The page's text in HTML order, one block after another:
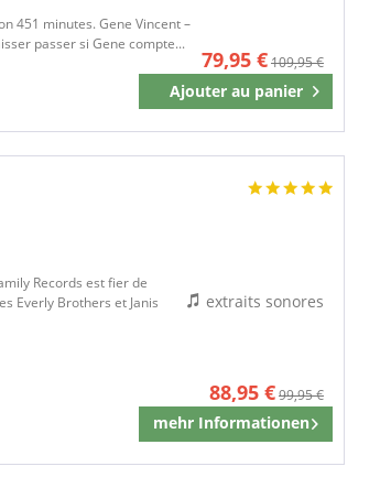
451 minutes. Gene Vincent –
passer si Gene compte...
79,95 €109,95 €
Ajouter au panier
Mémoriser
Records est fier de
Everly Brothers et Janis
88,95 €99,95 €
mehr Informationen
Mémoriser
extraits sonores